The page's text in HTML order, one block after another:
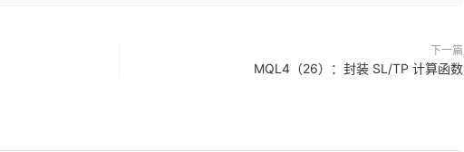
下一篇
​MQL4（26）：封装 SL/TP 计算函数